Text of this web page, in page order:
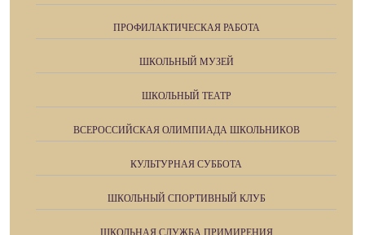
ПРОФИЛАКТИЧЕСКАЯ РАБОТА
ШКОЛЬНЫЙ МУЗЕЙ
ШКОЛЬНЫЙ ТЕАТР
ВСЕРОССИЙСКАЯ ОЛИМПИАДА ШКОЛЬНИКОВ
КУЛЬТУРНАЯ СУББОТА
ШКОЛЬНЫЙ СПОРТИВНЫЙ КЛУБ
ШКОЛЬНАЯ СЛУЖБА ПРИМИРЕНИЯ